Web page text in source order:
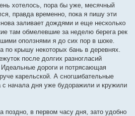
хотелось, пора бы уже, месячный
правда временно, пока я пишу эти
заливает дождями и еще несколько
там обмелевшие за неделю берега рек
оползнями я до сих пор в шоке.
по крышу некоторых бань в деревнях.
после долгих разногласий
дороги и потрясающая
карельской. А сногшибательные
с начала дня уже будоражили и кружили
поздно, в первом часу дня, зато удобно